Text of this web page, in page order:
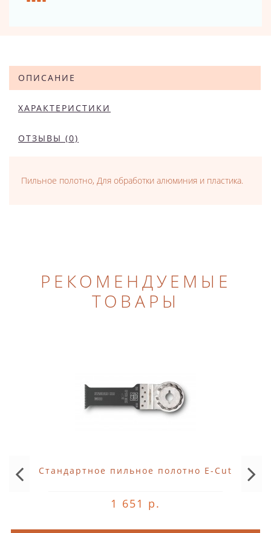
ОПИСАНИЕ
ХАРАКТЕРИСТИКИ
ОТЗЫВЫ (0)
Пильное полотно, Для обработки алюминия и пластика.
РЕКОМЕНДУЕМЫЕ
ТОВАРЫ
Стандартное пильное полотно E-Cut
1 651 р.